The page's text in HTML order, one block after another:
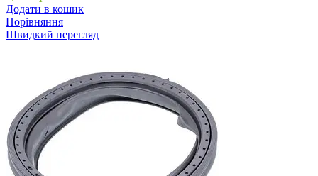
Додати в кошик
Порівняння
Швидкий перегляд